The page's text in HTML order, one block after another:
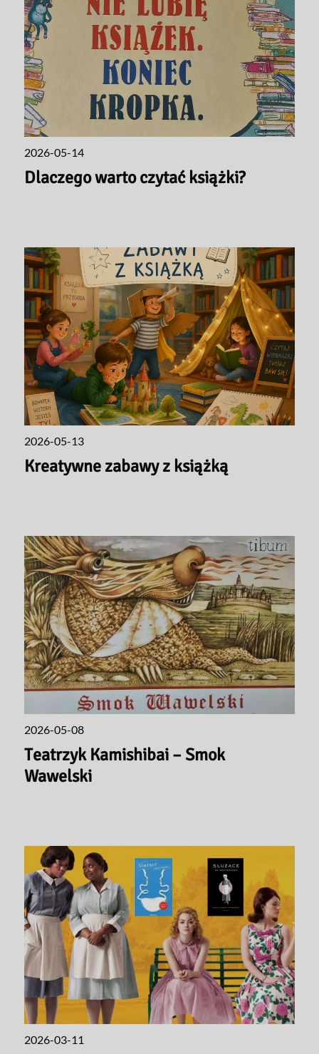
2026-05-14
Dlaczego warto czytać książki?
2026-05-13
Kreatywne zabawy z książką
2026-05-08
Teatrzyk Kamishibai – Smok
Wawelski
2026-03-11